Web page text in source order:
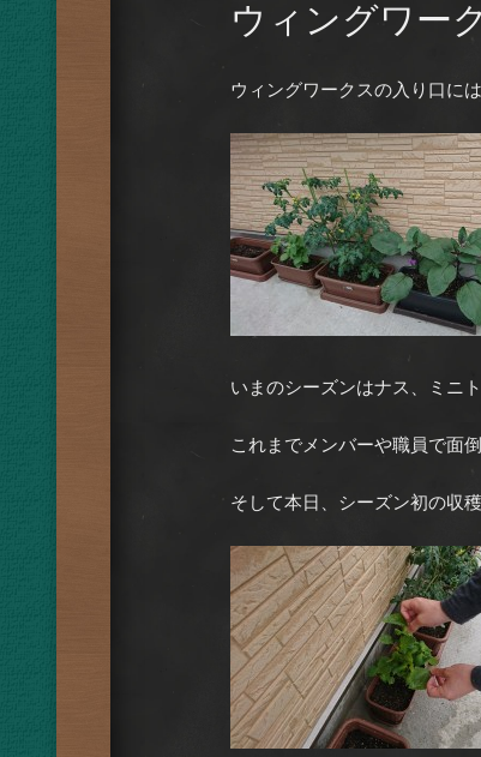
ウィングワー
ウィングワークスの入り口に
いまのシーズンはナス、ミニ
これまでメンバーや職員で面
そして本日、シーズン初の収